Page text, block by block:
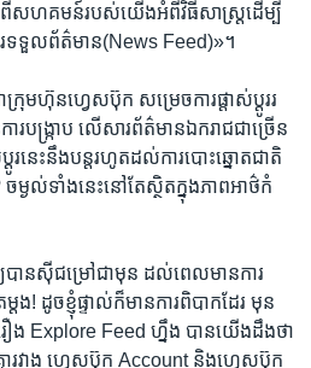
សហគមន៍​របស់​យើង​អំពី​វិធី​សាស្ត្រ​ដើម្បី​
ារ​ទទួល​ព័ត៌មាន​(News Feed)»។​
រុម​ហ៊ុន​ហ្វេសប៊ុក​ ​សម្រេច​ការ​ផ្តាស់​ប្តូររ​
បង្ក្រាប​ ​លើ​សារព័ត៌មាន​ឯករាជ​ជា​ច្រើន​
តូរ​នេះ​នឹង​បន្ត​រហូត​ដល់​ការ​បោះ​ឆ្នោត​ជាតិ​
ងល់​ទាំង​នេះ​នៅ​តែ​ស្ថិត​ក្នុង​ភាព​អាថ៌​កំ
យ​បាន​ស៊ី​ជម្រៅ​ជា​មុន​ ​ដល់​ពេល​មាន​ការ​
តង!​ ​ដូច​ខ្ញុំ​ផ្ទាល់ក៏​មាន​ការ​ពិបាក​ដែរ ​មុន​
ង​ ​Explore Feed​ ​ហ្នឹង​ ​បាន​យើង​ដឹង​ថា​
ារ​វាង​ ​ហ្វេសប៊ុក​ ​Account ​និង​ហ្វេសប៊ុក​